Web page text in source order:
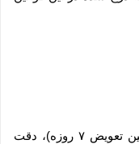
برای استفاده از خدمات ماده ۸-۱۴( تضمین تعویض ۷ روزه)، دقت